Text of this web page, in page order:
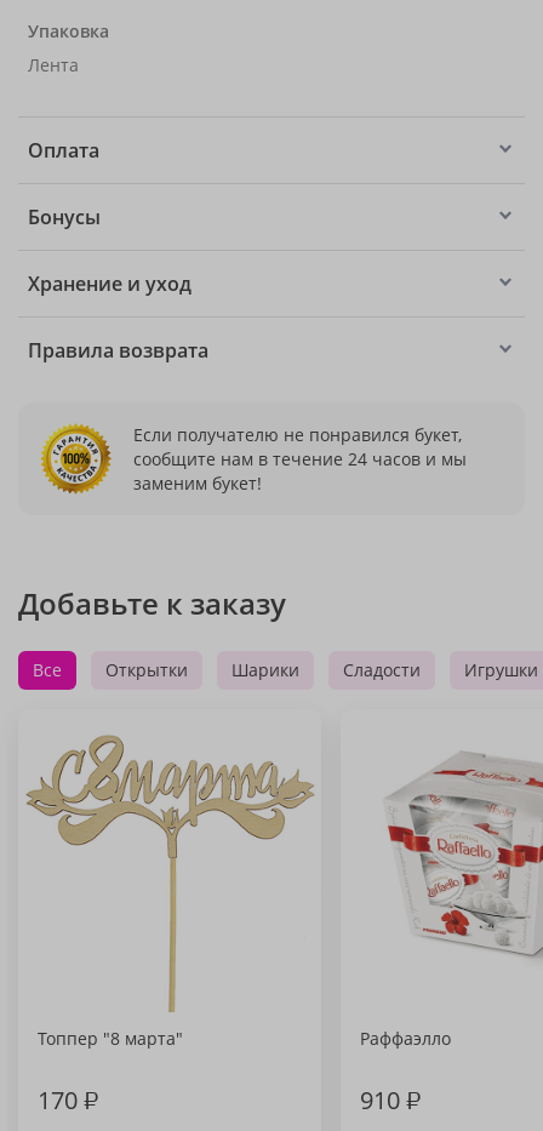
Упаковка
Лента
Оплата
Бонусы
Хранение и уход
Правила возврата
Если получателю не понравился букет,
сообщите нам в течение 24 часов и мы
заменим букет!
Добавьте к заказу
Все Открытки Шарики Сладости Игрушки
Топпер "8 марта"
170₽
Раффаэлло
910₽